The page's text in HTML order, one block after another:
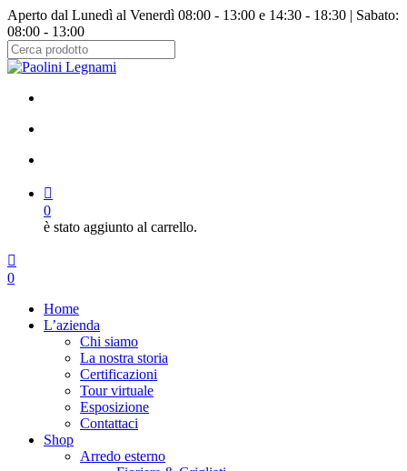
Salta
al
contenuto
principale
Aperto dal Lunedì al Venerdì 08:00 - 13:00 e 14:30 - 18:30 | Sabato:
08:00 - 13:00
Chiudi
0
è stato aggiunto al carrello.
Menu
cerca
account
0
Home
L’azienda
Chi siamo
La nostra storia
Certificazioni
Tour virtuale
Esposizione
Contattaci
Shop
Arredo esterno